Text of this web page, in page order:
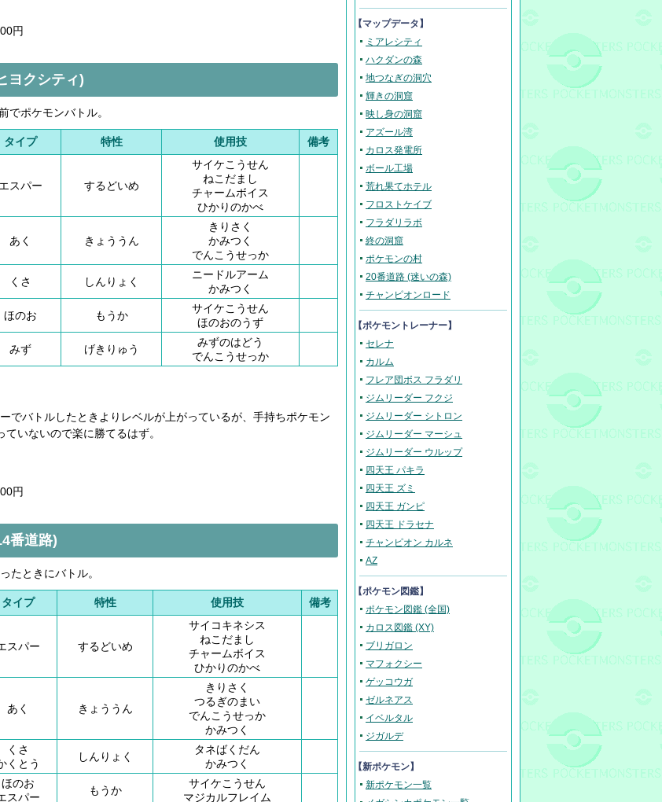
円
ヨクシティ)
でポケモンバトル。
タイプ 特性 使用技 備考
エスパー するどいめ
サイケこうせん
ねこだまし
チャームボイス
ひかりのかべ
あく きょううん
きりさく
かみつく
でんこうせっか
くさ しんりょく
ニードルアーム
かみつく
ほのお もうか
サイケこうせん
ほのおのうず
みず げきりゅう
みずのはどう
でんこうせっか
でバトルしたときよりレベルが上がっているが、手持ちポケモン
ていないので楽に勝てるはず。
円
番道路)
たときにバトル。
タイプ 特性 使用技 備考
スパー するどいめ
サイコキネシス
ねこだまし
チャームボイス
ひかりのかべ
あく きょううん
きりさく
つるぎのまい
でんこうせっか
かみつく
くさ
くとう
しんりょく
タネばくだん
かみつく
ほのお
スパー
もうか
サイケこうせん
マジカルフレイム
【マップデータ】
ミアレシティ
ハクダンの森
地つなぎの洞穴
輝きの洞窟
映し身の洞窟
アズール湾
カロス発電所
ボール工場
荒れ果てホテル
フロストケイブ
フラダリラボ
終の洞窟
ポケモンの村
20番道路 (迷いの森)
チャンピオンロード
【ポケモントレーナー】
セレナ
カルム
フレア団ボス フラダリ
ジムリーダー フクジ
ジムリーダー シトロン
ジムリーダー マーシュ
ジムリーダー ウルップ
四天王 パキラ
四天王 ズミ
四天王 ガンピ
四天王 ドラセナ
チャンピオン カルネ
AZ
【ポケモン図鑑】
ポケモン図鑑 (全国)
カロス図鑑 (XY)
ブリガロン
マフォクシー
ゲッコウガ
ゼルネアス
イベルタル
ジガルデ
【新ポケモン】
新ポケモン一覧